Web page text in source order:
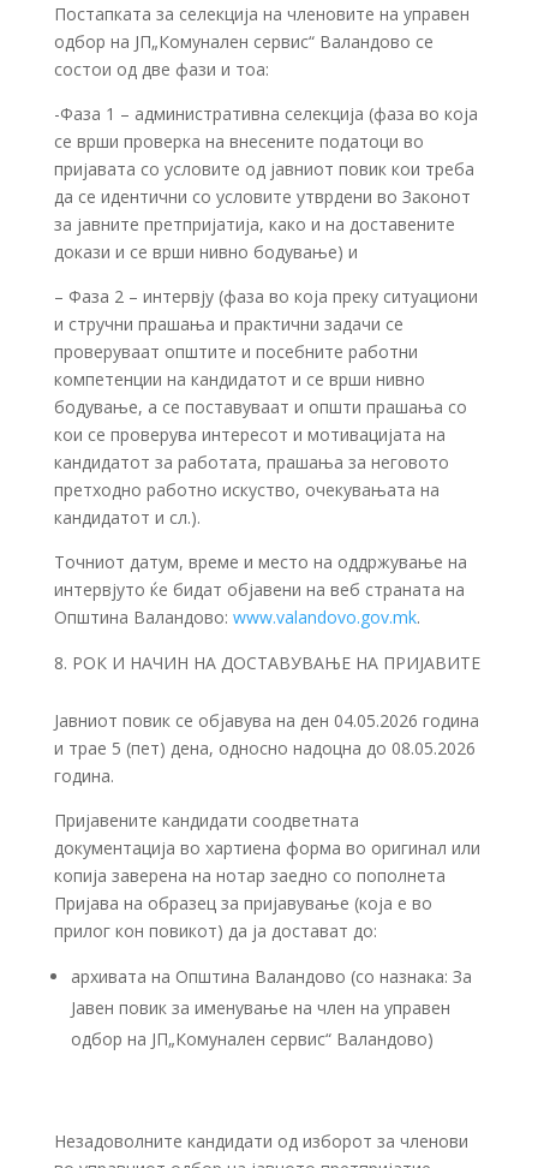
Постапката за селекција на членовите на управен
одбор на ЈП„Комунален сервис“ Валандово се
состои од две фази и тоа:
-Фаза 1 – административна селекција (фаза во која
се врши проверка на внесените податоци во
пријавата со условите од јавниот повик кои треба
да се идентични со условите утврдени во Законот
за јавните претпријатија, како и на доставените
докази и се врши нивно бодување) и
– Фаза 2 – интервју (фаза во која преку ситуациони
и стручни прашања и практични задачи се
проверуваат општите и посебните работни
компетенции на кандидатот и се врши нивно
бодување, а се поставуваат и општи прашања со
кои се проверува интересот и мотивацијата на
кандидатот за работата, прашања за неговото
претходно работно искуство, очекувањата на
кандидатот и сл.).
Точниот датум, време и место на оддржување на
интервјуто ќе бидат објавени на веб страната на
Општина Валандово: www.valandovo.gov.mk.
РОК И НАЧИН НА ДОСТАВУВАЊЕ НА ПРИЈАВИТЕ
Јавниот повик се објавува на ден 04.05.2026 година
и трае 5 (пет) дена, односно надоцна до 08.05.2026
година.
Пријавените кандидати соодветната
документација во хартиена форма во оригинал или
копија заверена на нотар заедно со пополнета
Пријава на образец за пријавување (која е во
прилог кон повикот) да ја достават до:
архивата на Општина Валандово (со назнака: За
Јавен повик за именување на член на управен
одбор на ЈП„Комунален сервис“ Валандово)
Незадоволните кандидати од изборот за членoви